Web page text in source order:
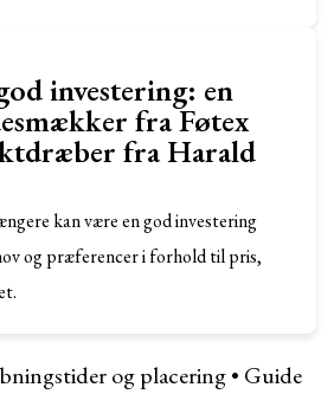
investering: en
fra Føtex
fra Harald
kan være en god investering
og præferencer i forhold til pris,
og placering• Guide